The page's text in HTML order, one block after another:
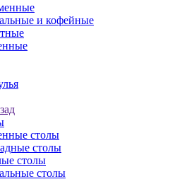
и кофейные
столы
столы
столы
столы